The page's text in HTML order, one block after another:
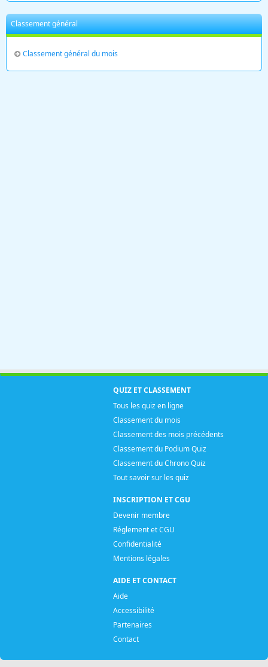
Classement général
Classement général du mois
QUIZ ET CLASSEMENT
Tous les quiz en ligne
Classement du mois
Classement des mois précédents
Classement du Podium Quiz
Classement du Chrono Quiz
Tout savoir sur les quiz
INSCRIPTION ET CGU
Devenir membre
Réglement et CGU
Confidentialité
Mentions légales
AIDE ET CONTACT
Aide
Accessibilité
Partenaires
Contact